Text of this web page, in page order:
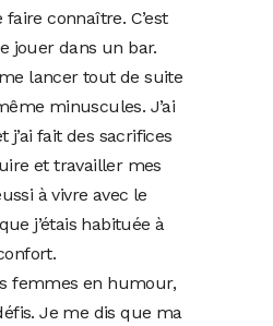
connaître. C’est
jouer dans un bar.
me lancer tout de suite
minuscules. J’ai
j’ai fait des sacrifices
et travailler mes
à vivre avec le
j’étais habituée à
femmes en humour,
Je me dis que ma